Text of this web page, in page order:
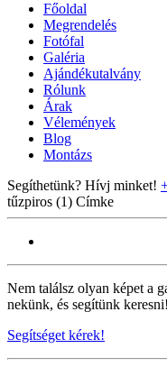
Főoldal
Megrendelés
Fotófal
Galéria
Ajándékutalvány
Rólunk
Árak
Vélemények
Blog
Montázs
Segíthetünk? Hívj minket!
tűzpiros (1) Címke
Nem találsz olyan képet a
nekünk, és segítünk keresni!
Segítséget kérek!